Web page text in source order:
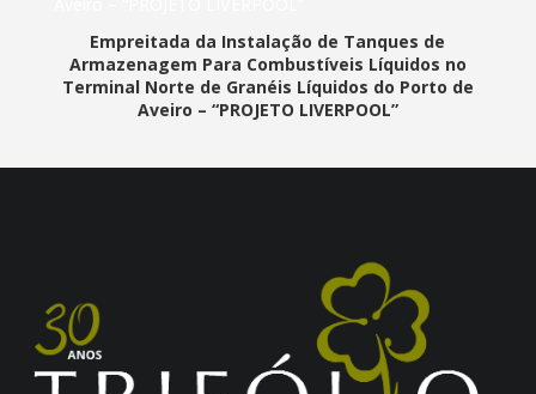
Empreitada da Instalação de Tanques de
Armazenagem Para Combustíveis Líquidos no
Terminal Norte de Granéis Líquidos do Porto de
Aveiro – “PROJETO LIVERPOOL”